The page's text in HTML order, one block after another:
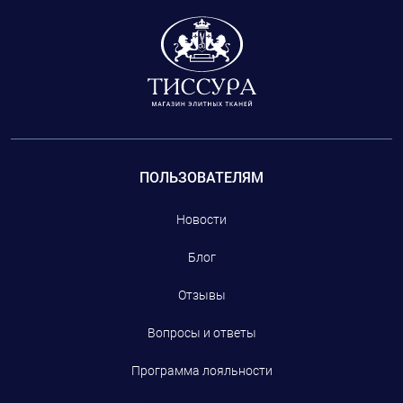
ПОЛЬЗОВАТЕЛЯМ
Новости
Блог
Отзывы
Вопросы и ответы
Программа лояльности